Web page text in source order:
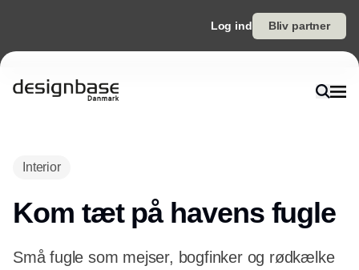
Log ind Bliv partner
Interior
Kom tæt på havens fugle
Små fugle som mejser, bogfinker og rødkælke